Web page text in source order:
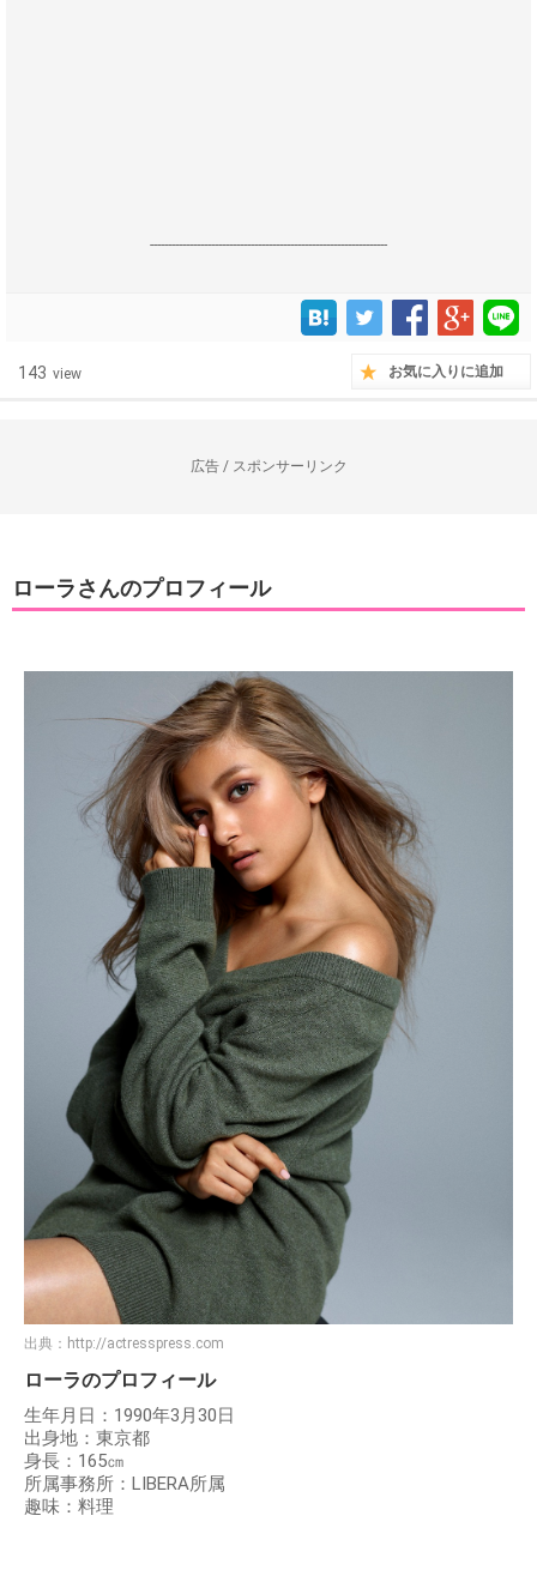
------------------------------------------------------------------
143 view お気に入りに追加
広告 / スポンサーリンク
ローラさんのプロフィール
出典： http://actresspress.com
ローラのプロフィール
生年月日：1990年3月30日
出身地：東京都
身長：165㎝
所属事務所：LIBERA所属
趣味：料理